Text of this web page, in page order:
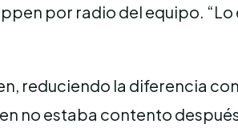
por radio del equipo.
reduciendo la diferencia
no estaba contento